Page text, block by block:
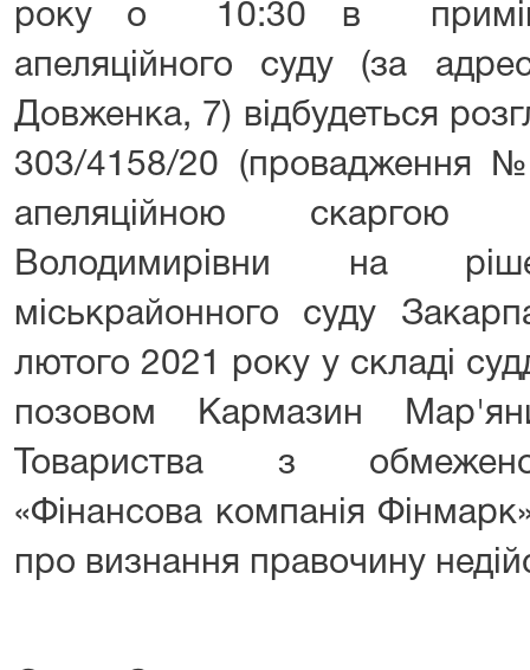
року о 10:30 в
апеляційного суду (за
Довженка, 7) відбудеться
303/4158/20 (провадження
апеляційною скаргою
Володимирівни на
міськрайонного суду
лютого 2021 року у складі
позовом Кармазин
Товариства з
«Фінансова компанія
про визнання правочину